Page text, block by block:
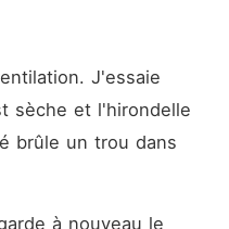
J'essaie
sèche et l'hirondelle
brûle un trou dans
à nouveau le